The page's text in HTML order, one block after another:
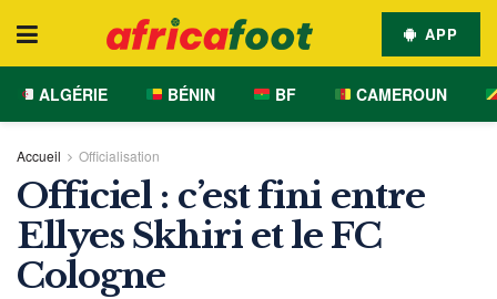
APP
ALGÉRIE BÉNIN BF CAMEROUN
Accueil Officialisation
Officiel : c’est fini entre
Ellyes Skhiri et le FC
Cologne